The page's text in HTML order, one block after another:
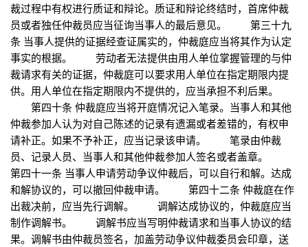
裁过程中有权进行质证和辩论。质证和辩论终结时，首席仲裁
员或者独任仲裁员应当征询当事人的最后意见。 第三十九
条 当事人提供的证据经查证属实的，仲裁庭应当将其作为认定
事实的根据。 劳动者无法提供由用人单位掌握管理的与仲
裁请求有关的证据，仲裁庭可以要求用人单位在指定期限内提
供。用人单位在指定期限内不提供的，应当承担不利后果。
第四十条 仲裁庭应当将开庭情况记入笔录。当事人和其他
仲裁参加人认为对自己陈述的记录有遗漏或者差错的，有权申
请补正。如果不予补正，应当记录该申请。 笔录由仲裁
员、记录人员、当事人和其他仲裁参加人签名或者盖章。
第四十一条 当事人申请劳动争议仲裁后，可以自行和解。达成
和解协议的，可以撤回仲裁申请。 第四十二条 仲裁庭在作
出裁决前，应当先行调解。 调解达成协议的，仲裁庭应当
制作调解书。 调解书应当写明仲裁请求和当事人协议的结
果。调解书由仲裁员签名，加盖劳动争议仲裁委员会印章，送